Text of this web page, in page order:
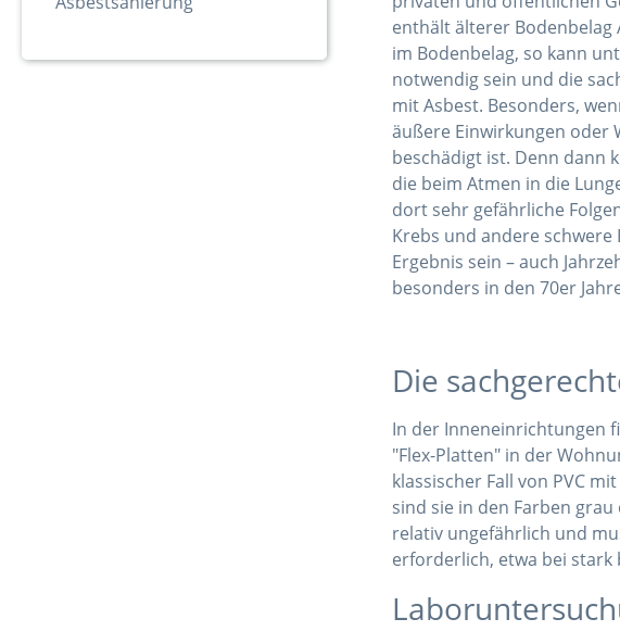
enthält älterer Bodenbelag
im Bodenbelag, so kann
notwendig sein und die
mit Asbest. Besonders,
äußere Einwirkungen oder
beschädigt ist. Denn dann
die beim Atmen in die
dort sehr gefährliche
Krebs und andere
Ergebnis sein – auch
besonders in den 70er
Die
In der Inneneinrichtungen
"Flex-Platten" in der
klassischer Fall von PVC
sind sie in den Farben
relativ ungefährlich und
erforderlich, etwa bei stark